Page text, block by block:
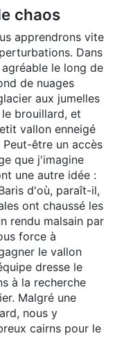
chaos
apprendrons vite
Dans
le long de
de nuages
aux jumelles
brouillard, et
vallon enneigé
être un accès
que j'imagine
une autre idée :
d'où, paraît-il,
ont chaussé les
rendu malsain par
force à
le vallon
dresse le
à la recherche
Malgré une
nous y
cairns pour le